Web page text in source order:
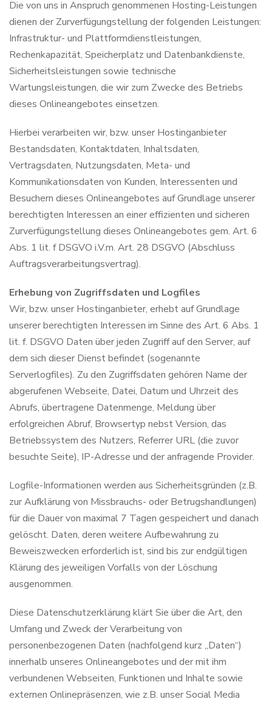
Die von uns in Anspruch genommenen Hosting-Leistungen
dienen der Zurverfügungstellung der folgenden Leistungen:
Infrastruktur- und Plattformdienstleistungen,
Rechenkapazität, Speicherplatz und Datenbankdienste,
Sicherheitsleistungen sowie technische
Wartungsleistungen, die wir zum Zwecke des Betriebs
dieses Onlineangebotes einsetzen.
Hierbei verarbeiten wir, bzw. unser Hostinganbieter
Bestandsdaten, Kontaktdaten, Inhaltsdaten,
Vertragsdaten, Nutzungsdaten, Meta- und
Kommunikationsdaten von Kunden, Interessenten und
Besuchern dieses Onlineangebotes auf Grundlage unserer
berechtigten Interessen an einer effizienten und sicheren
Zurverfügungstellung dieses Onlineangebotes gem. Art. 6
Abs. 1 lit. f DSGVO i.V.m. Art. 28 DSGVO (Abschluss
Auftragsverarbeitungsvertrag).
Erhebung von Zugriffsdaten und Logfiles
Wir, bzw. unser Hostinganbieter, erhebt auf Grundlage
unserer berechtigten Interessen im Sinne des Art. 6 Abs. 1
lit. f. DSGVO Daten über jeden Zugriff auf den Server, auf
dem sich dieser Dienst befindet (sogenannte
Serverlogfiles). Zu den Zugriffsdaten gehören Name der
abgerufenen Webseite, Datei, Datum und Uhrzeit des
Abrufs, übertragene Datenmenge, Meldung über
erfolgreichen Abruf, Browsertyp nebst Version, das
Betriebssystem des Nutzers, Referrer URL (die zuvor
besuchte Seite), IP-Adresse und der anfragende Provider.
Logfile-Informationen werden aus Sicherheitsgründen (z.B.
zur Aufklärung von Missbrauchs- oder Betrugshandlungen)
für die Dauer von maximal 7 Tagen gespeichert und danach
gelöscht. Daten, deren weitere Aufbewahrung zu
Beweiszwecken erforderlich ist, sind bis zur endgültigen
Klärung des jeweiligen Vorfalls von der Löschung
ausgenommen.
Diese Datenschutzerklärung klärt Sie über die Art, den
Umfang und Zweck der Verarbeitung von
personenbezogenen Daten (nachfolgend kurz „Daten“)
innerhalb unseres Onlineangebotes und der mit ihm
verbundenen Webseiten, Funktionen und Inhalte sowie
externen Onlinepräsenzen, wie z.B. unser Social Media